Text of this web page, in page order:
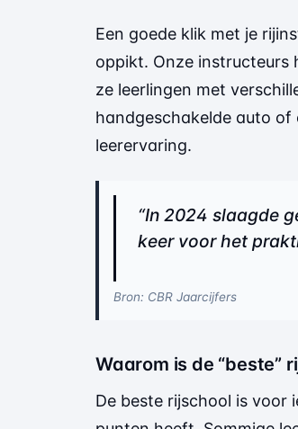
Een goede klik met je
oppikt. Onze instructeurs
ze leerlingen met
handgeschakelde auto
leerervaring.
“In 2024 slaagde
keer voor het
Bron: CBR Jaarcijfers
Waarom is de “beste”
De beste rijschool is voor